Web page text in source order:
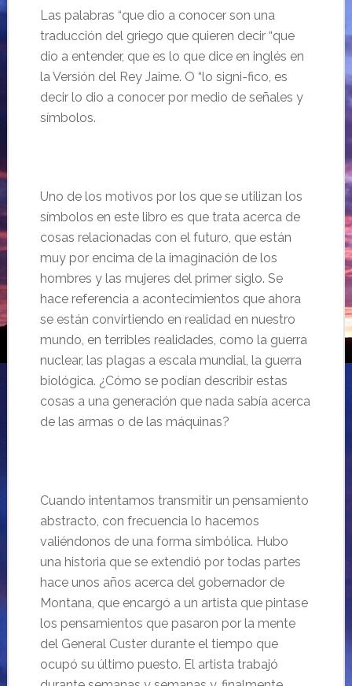
Las palabras “que dio a conocer son una
traducción del griego que quieren decir “que
dio a entender, que es lo que dice en inglés en
la Versión del Rey Jaime. O “lo signi-fico, es
decir lo dio a conocer por medio de señales y
símbolos.
Uno de los motivos por los que se utilizan los
símbolos en este libro es que trata acerca de
cosas relacionadas con el futuro, que están
muy por encima de la imaginación de los
hombres y las mujeres del primer siglo. Se
hace referencia a acontecimientos que ahora
se están convirtiendo en realidad en nuestro
mundo, en terribles realidades, como la guerra
nuclear, las plagas a escala mundial, la guerra
biológica. ¿Cómo se podían describir estas
cosas a una generación que nada sabía acerca
de las armas o de las máquinas?
Cuando intentamos transmitir un pensamiento
abstracto, con frecuencia lo hacemos
valiéndonos de una forma simbólica. Hubo
una historia que se extendió por todas partes
hace unos años acerca del gobernador de
Montana, que encargó a un artista que pintase
los pensamientos que pasaron por la mente
del General Custer durante el tiempo que
ocupó su último puesto. El artista trabajó